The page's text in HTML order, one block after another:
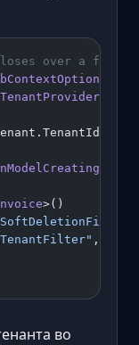
over a field
>()
,
во